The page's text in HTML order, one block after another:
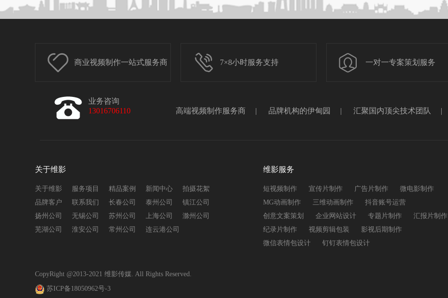
商业视频制作一站式服务商 7×8小时服务支持 一对一专案策划服务
业务咨询
13016706110
高端视频制作服务商 | 品牌机构的伊甸园 | 汇聚国内顶尖技术团队 |
关于维影
关于维影 服务项目 精品案例 新闻中心
拍摄花絮
品牌客户
联系我们 长春公司 泰州公司
镇江公司
扬州公司
无锡公司 苏州公司 上海公司
滁州公司
芜湖公司
淮安公司 常州公司 连云港公司
维影服务
短视频制作 宣传片制作 广告片制作
微电影制作
MG动画制作
三维动画制作
抖音账号运营
创意文案策划
企业网站设计 专题片制作
汇报片制作
纪录片制作
视频剪辑包装
影视后期制作
微信表情包设计
钉钉表情包设计
CopyRight @2013-2021 维影传媒. All Rights Reserved.
苏ICP备18050962号-3